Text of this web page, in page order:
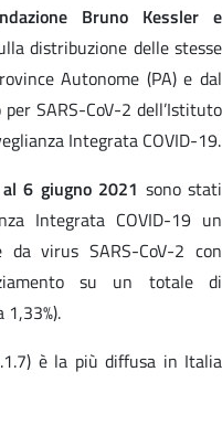
Bruno Kessler e
distribuzione delle stesse
Autonome (PA) e dal
SARS-CoV-2 dell’Istituto
Integrata COVID-19.
6 giugno 2021 sono stati
Integrata COVID-19 un
virus SARS-CoV-2 con
su un totale di
è la più diffusa in Italia